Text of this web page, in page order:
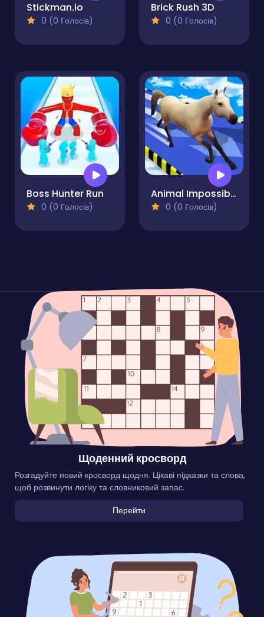
Stickman.io
0 (0 Голосів)
Brick Rush 3D
0 (0 Голосів)
Boss Hunter Run
0 (0 Голосів)
Animal Impossible Track Rush
0 (0 Голосів)
Щоденний кросворд
Розгадуйте новий кросворд щодня. Цікаві підказки та слова,
щоб розвинути логіку та словниковий запас.
Перейти